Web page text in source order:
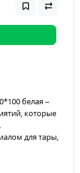
белая –
которые
для тары,